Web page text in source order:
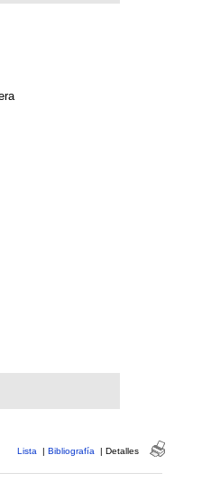
Lista | Bibliografía | Detalles